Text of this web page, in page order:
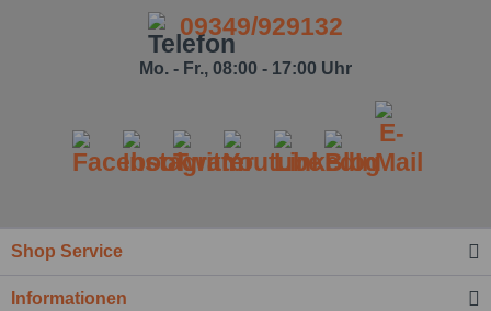
09349/929132
Mo. - Fr., 08:00 - 17:00 Uhr
Shop Service
Informationen